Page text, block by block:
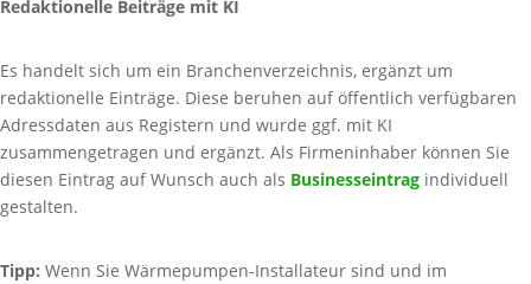
Redaktionelle Beiträge mit KI
Es handelt sich um ein Branchenverzeichnis, ergänzt um
redaktionelle Einträge. Diese beruhen auf öffentlich verfügbaren
Adressdaten aus Registern und wurde ggf. mit KI
zusammengetragen und ergänzt. Als Firmeninhaber können Sie
diesen Eintrag auf Wunsch auch als Businesseintrag individuell
gestalten.
Tipp: Wenn Sie Wärmepumpen-Installateur sind und im